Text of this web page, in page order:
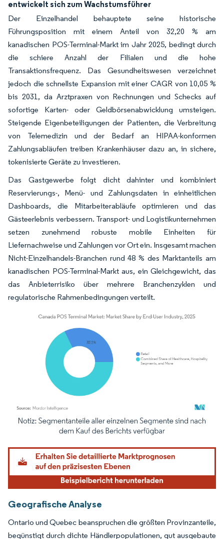
entwickelt sich zum Wachstumsführer
Der Einzelhandel behauptete seine historische
Führungsposition mit einem Anteil von 32,20 % am
kanadischen POS-Terminal-Markt im Jahr 2025, bedingt durch
die schiere Anzahl der Filialen und die hohe
Transaktionsfrequenz. Das Gesundheitswesen verzeichnet
jedoch die schnellste Expansion mit einer CAGR von 10,05 %
bis 2031, da Arztpraxen von Rechnungen und Schecks auf
sofortige Karten- oder Geldbörsenabwicklung umsteigen.
Steigende Eigenbeteiligungen der Patienten, die Verbreitung
von Telemedizin und der Bedarf an HIPAA-konformen
Zahlungsabläufen treiben Krankenhäuser dazu an, in sichere,
tokenisierte Geräte zu investieren.
Das Gastgewerbe folgt dicht dahinter und kombiniert
Reservierungs-, Menü- und Zahlungsdaten in einheitlichen
Dashboards, die Mitarbeiterabläufe optimieren und das
Gästeerlebnis verbessern. Transport- und Logistikunternehmen
setzen zunehmend robuste mobile Einheiten für
Liefernachweise und Zahlungen vor Ort ein. Insgesamt machen
Nicht-Einzelhandels-Branchen rund 48 % des Marktanteils am
kanadischen POS-Terminal-Markt aus, ein Gleichgewicht, das
das Anbieterrisiko über mehrere Branchenzyklen und
regulatorische Rahmenbedingungen verteilt.
Bild © Mordor Intelligence. Wiederverwendung erfordert Namensnennung
Geografische Analyse
Ontario und Quebec beanspruchen die größten Provinzanteile,
begünstigt durch dichte Händlerpopulationen, gut ausgebaute